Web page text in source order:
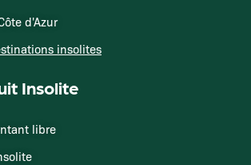
d'Azur
insolites
Insolite
libre